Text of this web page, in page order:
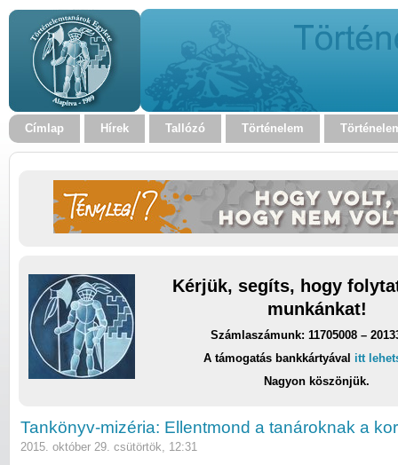
Címlap Hírek Tallózó Történelem
Kérjük, segíts, hogy
munkánkat!
Számlaszámunk: 11705008 –
A támogatás bankkártyával itt
Nagyon köszönjük.
Tankönyv-mizéria: Ellentmond a tanároknak a
2015. október 29. csütörtök, 12:31